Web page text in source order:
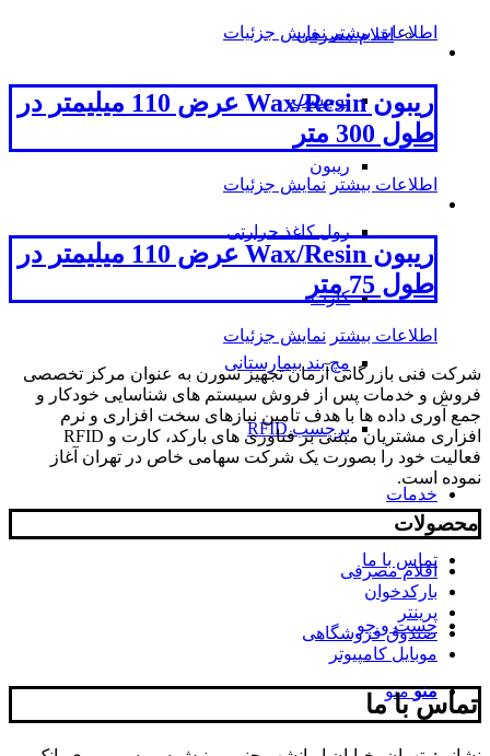
اقلام مصرفی
برچسب
ریبون
رول کاغذ حرارتی
کارت
مچ بند بیمارستانی
برچسب RFID
خدمات
تماس با ما
جست و جو
منو منو
اطلاعات بیشتر نمایش جزئیات
ریبون Wax/Resin عرض 110 میلیمتر در
طول 300 متر
اطلاعات بیشتر نمایش جزئیات
ریبون Wax/Resin عرض 110 میلیمتر در
طول 75 متر
اطلاعات بیشتر نمایش جزئیات
شرکت فنی بازرگانی آرمان تجهیز سورن به عنوان مرکز تخصصی
فروش و خدمات پس از فروش سیستم های شناسایی خودکار و
جمع آوری داده ها با هدف تامین نیازهای سخت افزاری و نرم
افزاری مشتریان مبتنی بر فناوری های بارکد، کارت و RFID
فعالیت خود را بصورت یک شرکت سهامی خاص در تهران آغاز
نموده است.
محصولات
اقلام مصرفی
بارکدخوان
پرینتر
صندوق فروشگاهی
موبایل کامپیوتر
تماس با ما